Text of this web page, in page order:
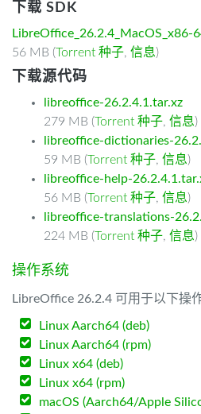
下载 SDK
LibreOffice_26.2.4_MacOS_x86-
56 MB (Torrent 种子, 信息)
下载源代码
libreoffice-26.2.4.1.tar.xz
279 MB (Torrent 种子, 信息)
libreoffice-dictionaries-
59 MB (Torrent 种子, 信息)
libreoffice-help-
56 MB (Torrent 种子, 信息)
libreoffice-translations-
224 MB (Torrent 种子, 信息)
操作系统
LibreOffice 26.2.4 可用于以下操
Linux Aarch64 (deb)
Linux Aarch64 (rpm)
Linux x64 (deb)
Linux x64 (rpm)
macOS (Aarch64/Apple